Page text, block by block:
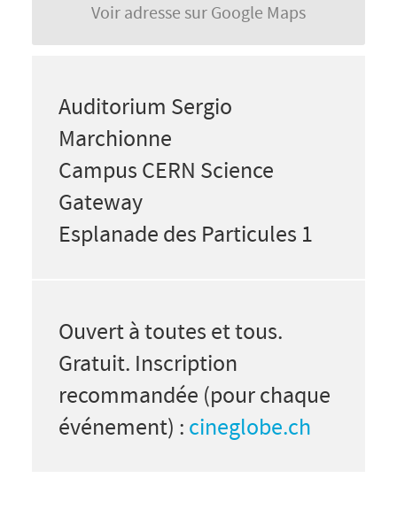
Voir adresse sur Google Maps
Auditorium Sergio
Marchionne
Campus CERN Science
Gateway
Esplanade des Particules 1
Ouvert à toutes et tous.
Gratuit. Inscription
recommandée (pour chaque
événement) : cineglobe.ch